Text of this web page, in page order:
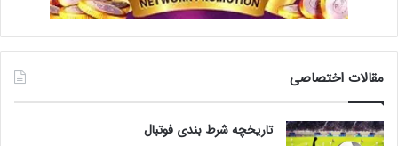
مقالات اختصاصی
تاریخچه شرط بندی فوتبال